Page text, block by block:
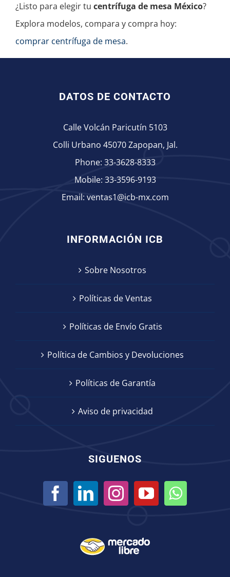
¿Listo para elegir tu centrífuga de mesa México?
Explora modelos, compara y compra hoy:
comprar centrífuga de mesa.
DATOS DE CONTACTO
Calle Volcán Paricutín 5103
Colli Urbano 45070 Zapopan, Jal.
Phone: 33-3628-8333
Mobile: 33-3596-9193
Email: ventas1@icb-mx.com
INFORMACIÓN ICB
Sobre Nosotros
Políticas de Ventas
Políticas de Envío Gratis
Política de Cambios y Devoluciones
Políticas de Garantía
Aviso de privacidad
SIGUENOS